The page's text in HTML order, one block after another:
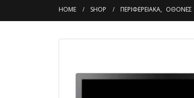
HOME SHOP ΠΕΡΙΦΕΡΕΙΑΚΆ, ΟΘΌΝΕΣ